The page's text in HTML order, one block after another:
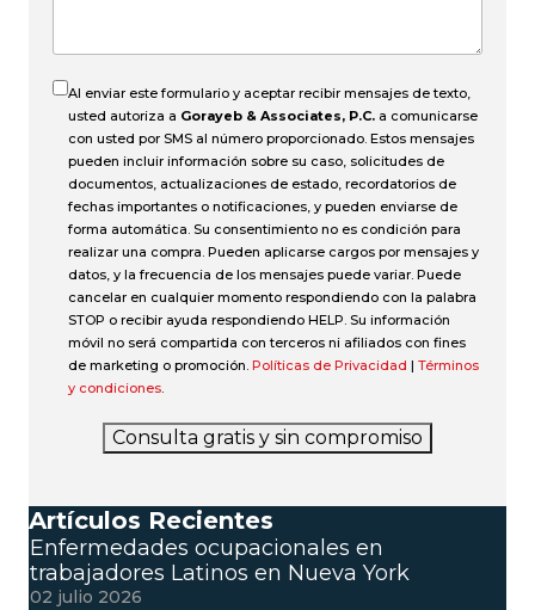
Al enviar este formulario y aceptar recibir mensajes de texto,
usted autoriza a Gorayeb & Associates, P.C. a comunicarse
con usted por SMS al número proporcionado. Estos mensajes
pueden incluir información sobre su caso, solicitudes de
documentos, actualizaciones de estado, recordatorios de
fechas importantes o notificaciones, y pueden enviarse de
forma automática. Su consentimiento no es condición para
realizar una compra. Pueden aplicarse cargos por mensajes y
datos, y la frecuencia de los mensajes puede variar. Puede
cancelar en cualquier momento respondiendo con la palabra
STOP o recibir ayuda respondiendo HELP. Su información
móvil no será compartida con terceros ni afiliados con fines
de marketing o promoción. Políticas de Privacidad | Términos
y condiciones.
Consulta gratis y sin compromiso
Artículos Recientes
Enfermedades ocupacionales en
trabajadores Latinos en Nueva York
02 julio 2026